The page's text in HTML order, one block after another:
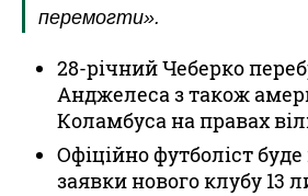
перемогти».
28-річний Чеберко
Анджелеса з також
Коламбуса на правах
Офіційно футболіст
заявки нового клубу 13